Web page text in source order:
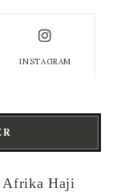
INSTAGRAM
Afrika Haji